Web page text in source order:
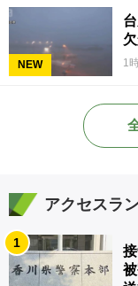
NEW 1
アクセスラ
1